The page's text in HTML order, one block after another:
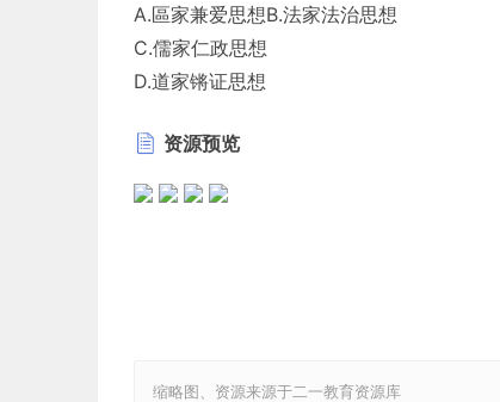
A.區家兼爱思想B.法家法治思想
C.儒家仁政思想
D.道家锵证思想
成向着尽可能大的杜会面开放。“这一制度”是
A.指分封制
A.发展商业繁荣经济
资源预览
缩略图、资源来源于二一教育资源库